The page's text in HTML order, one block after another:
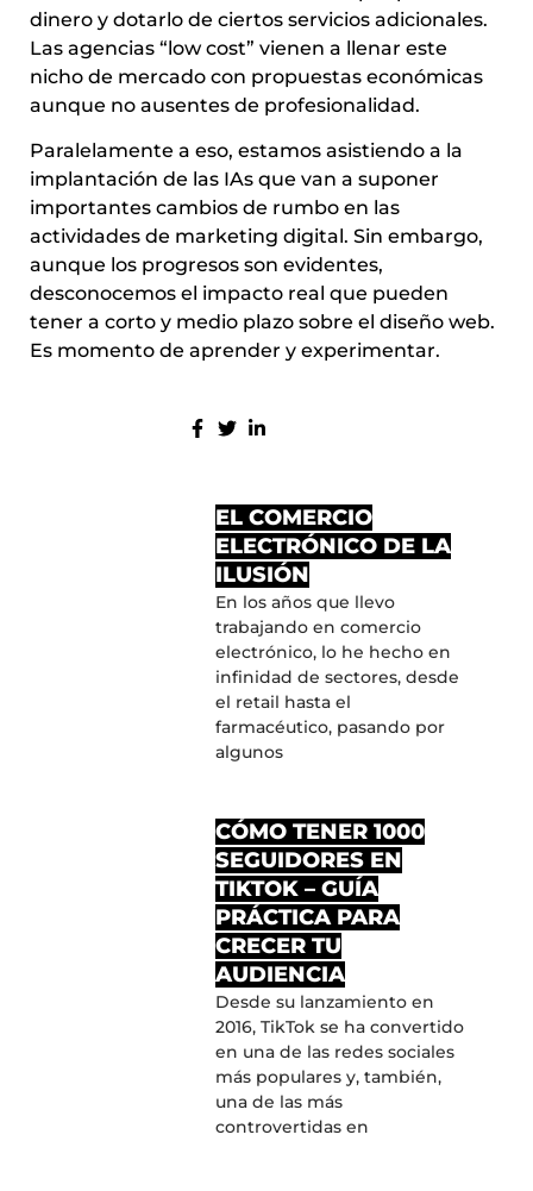
dinero y dotarlo de ciertos servicios adicionales.
Las agencias “low cost” vienen a llenar este
nicho de mercado con propuestas económicas
aunque no ausentes de profesionalidad.
Paralelamente a eso, estamos asistiendo a la
implantación de las IAs que van a suponer
importantes cambios de rumbo en las
actividades de marketing digital. Sin embargo,
aunque los progresos son evidentes,
desconocemos el impacto real que pueden
tener a corto y medio plazo sobre el diseño web.
Es momento de aprender y experimentar.
EL COMERCIO
ELECTRÓNICO DE LA
ILUSIÓN
En los años que llevo
trabajando en comercio
electrónico, lo he hecho en
infinidad de sectores, desde
el retail hasta el
farmacéutico, pasando por
algunos
CÓMO TENER 1000
SEGUIDORES EN
TIKTOK – GUÍA
PRÁCTICA PARA
CRECER TU
AUDIENCIA
Desde su lanzamiento en
2016, TikTok se ha convertido
en una de las redes sociales
más populares y, también,
una de las más
controvertidas en